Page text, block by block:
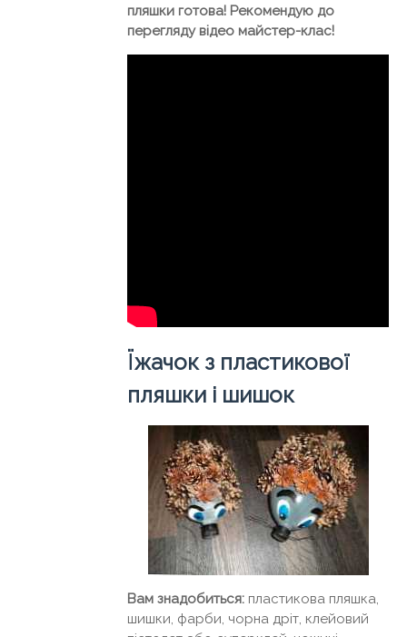
пляшки готова! Рекомендую до
перегляду відео майстер-клас!
Їжачок з пластикової
пляшки і шишок
Вам знадобиться: пластикова пляшка,
шишки, фарби, чорна дріт, клейовий